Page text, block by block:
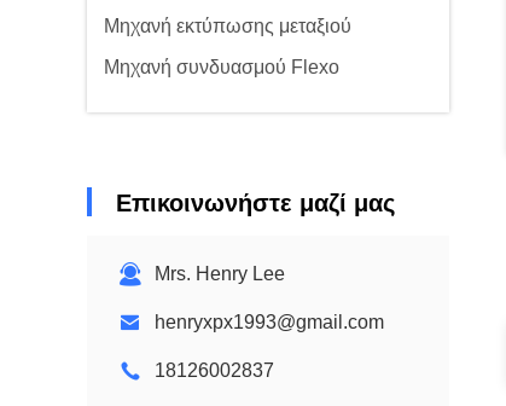
Μηχανή εκτύπωσης μεταξιού
Μηχανή συνδυασμού Flexo
Επικοινωνήστε μαζί μας
Mrs. Henry Lee
henryxpx1993@gmail.com
18126002837